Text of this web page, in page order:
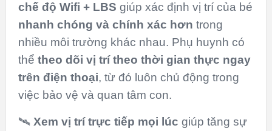
chế độ Wifi + LBS giúp xác định vị trí của bé
nhanh chóng và chính xác hơn trong
nhiều môi trường khác nhau. Phụ huynh có
thể theo dõi vị trí theo thời gian thực ngay
trên điện thoại, từ đó luôn chủ động trong
việc bảo vệ và quan tâm con.
🛰️ Xem vị trí trực tiếp mọi lúc giúp tăng sự